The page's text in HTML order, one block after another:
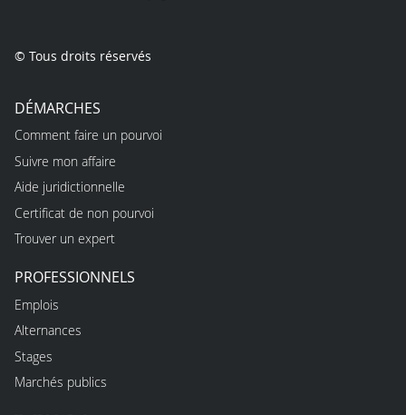
© Tous droits réservés
DÉMARCHES
Comment faire un pourvoi
Suivre mon affaire
Aide juridictionnelle
Certificat de non pourvoi
Trouver un expert
PROFESSIONNELS
Emplois
Alternances
Stages
Marchés publics